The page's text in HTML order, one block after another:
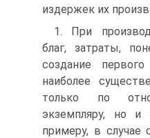
издержек их
1. При
благ, затраты,
создание
наиболее
только по
экземпляру, но
примеру, в случае